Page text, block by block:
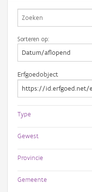
Sorteren op:
Erfgoedobject
Type
Gewest
Provincie
Gemeente